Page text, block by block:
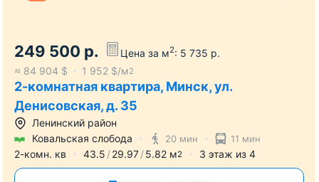
249 500 р. Цена за м2: 5 735 р.
≈ 84 904 $ 1 952 $/м2
2-комнатная квартира, Минск, ул.
Денисовская, д. 35
Ленинский район
Ковальская слобода
20 мин 11 мин
2-комн. кв 43.5 29.97 5.82 м2 3 этаж из 4